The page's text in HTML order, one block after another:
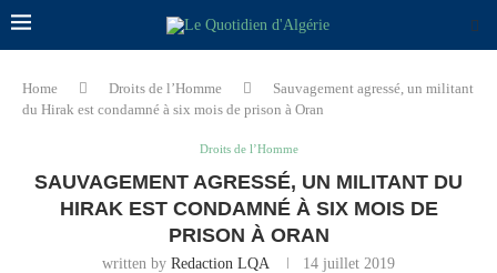
Home Droits de l’Homme
Sauvagement agressé, un militant
du Hirak est condamné à six mois de prison à Oran
Droits de l’Homme
SAUVAGEMENT AGRESSÉ, UN MILITANT DU
HIRAK EST CONDAMNÉ À SIX MOIS DE
PRISON À ORAN
written by Redaction LQA 14 juillet 2019